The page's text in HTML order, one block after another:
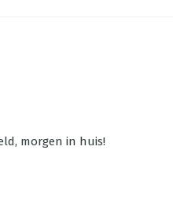
morgen in huis!